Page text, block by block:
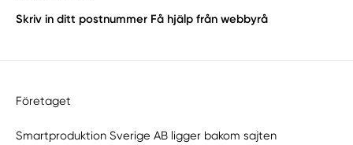
Skriv in ditt postnummer Få hjälp från webbyrå
Företaget
Smartproduktion Sverige AB ligger bakom sajten